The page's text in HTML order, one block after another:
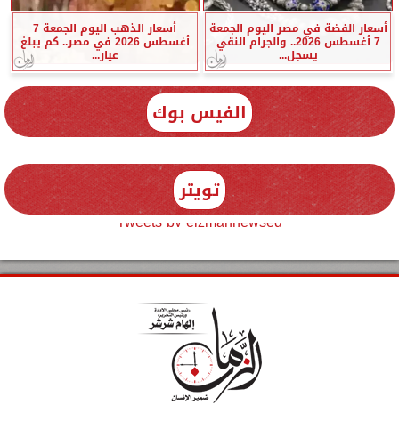
أسعار الفضة في مصر اليوم الجمعة
7 أغسطس 2026.. والجرام النقي
يسجل...
أسعار الذهب اليوم الجمعة 7
أغسطس 2026 في مصر.. كم يبلغ
عيار...
الفيس بوك
تويتر
Tweets by elzmannewseg